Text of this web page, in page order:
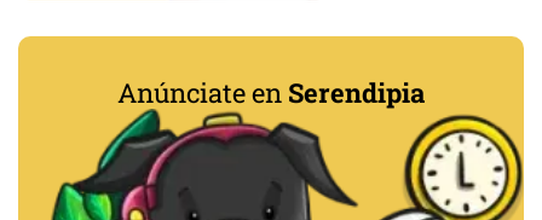
Anúnciate en Serendipia